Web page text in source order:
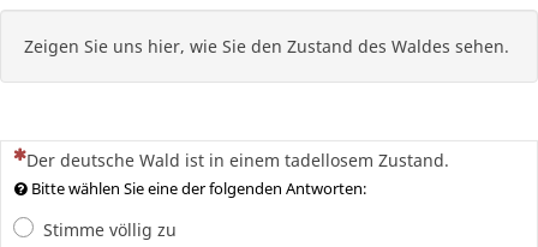
Zeigen Sie uns hier, wie Sie den Zustand des Waldes sehen.
(Dies ist eine Pflichtfrage.)
Der deutsche Wald ist in einem tadellosem Zustand.
Bitte wählen Sie eine der folgenden Antworten:
Stimme völlig zu